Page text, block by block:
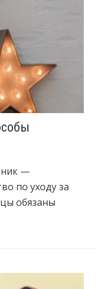
—
по уходу за
обязаны